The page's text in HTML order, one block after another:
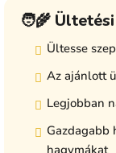
🧑‍🌾
Ültesse
Az ajánlott
Legjobban
Gazdagabb
hagymákat